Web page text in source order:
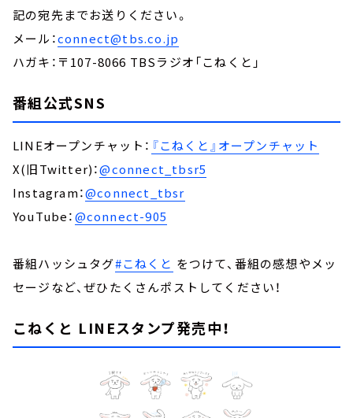
記の宛先までお送りください。
メール：connect@tbs.co.jp
ハガキ：〒107-8066 TBSラジオ「こねくと」
番組公式SNS
LINEオープンチャット： 『こねくと』オープンチャット
X(旧Twitter)：@connect_tbsr5
Instagram：@connect_tbsr
YouTube：@connect-905
番組ハッシュタグ#こねくと をつけて、番組の感想やメッ
セージなど、ぜひたくさんポストしてください！
こねくと LINEスタンプ発売中！